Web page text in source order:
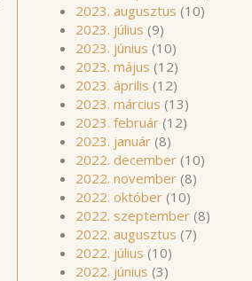
2023. augusztus (10)
2023. július (9)
2023. június (10)
2023. május (12)
2023. április (12)
2023. március (13)
2023. február (12)
2023. január (8)
2022. december (10)
2022. november (8)
2022. október (10)
2022. szeptember (8)
2022. augusztus (7)
2022. július (10)
2022. június (3)